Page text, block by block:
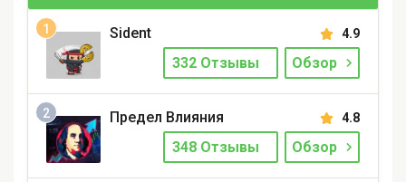
Sident 4.9
332 Отзывы Обзор
Предел Влияния 4.8
348 Отзывы Обзор